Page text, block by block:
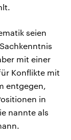
seien
mit einer
Konflikte mit
entgegen,
in
nannte als